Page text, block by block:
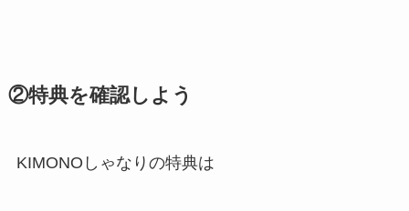
②特典を確認しよう
KIMONOしゃなりの特典は